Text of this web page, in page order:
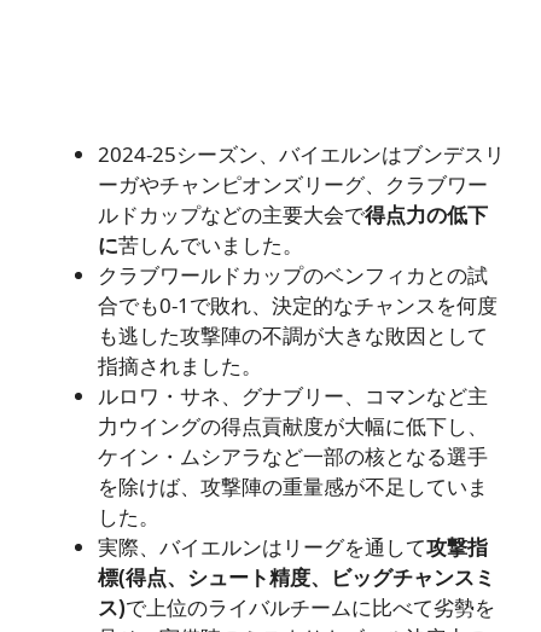
2024-25シーズン、バイエルンはブンデスリ
ーガやチャンピオンズリーグ、クラブワー
ルドカップなどの主要大会で得点力の低下
に苦しんでいました。
クラブワールドカップのベンフィカとの試
合でも0-1で敗れ、決定的なチャンスを何度
も逃した攻撃陣の不調が大きな敗因として
指摘されました。
ルロワ・サネ、グナブリー、コマンなど主
力ウイングの得点貢献度が大幅に低下し、
ケイン・ムシアラなど一部の核となる選手
を除けば、攻撃陣の重量感が不足していま
した。
実際、バイエルンはリーグを通して攻撃指
標(得点、シュート精度、ビッグチャンスミ
ス)で上位のライバルチームに比べて劣勢を